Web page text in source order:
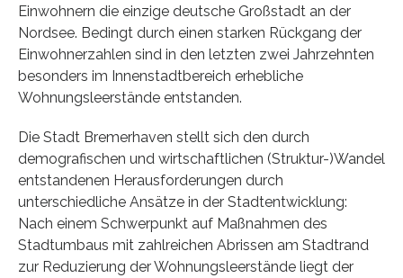
Einwohnern die einzige deutsche Großstadt an der
Nordsee. Bedingt durch einen starken Rückgang der
Einwohnerzahlen sind in den letzten zwei Jahrzehnten
besonders im Innenstadtbereich erhebliche
Wohnungsleerstände entstanden.
Die Stadt Bremerhaven stellt sich den durch
demografischen und wirtschaftlichen (Struktur-)Wandel
entstandenen Herausforderungen durch
unterschiedliche Ansätze in der Stadtentwicklung:
Nach einem Schwerpunkt auf Maßnahmen des
Stadtumbaus mit zahlreichen Abrissen am Stadtrand
zur Reduzierung der Wohnungsleerstände liegt der